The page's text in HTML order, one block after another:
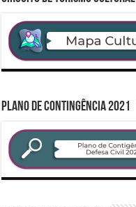
PLANO DE CONTINGÊNCIA 2021